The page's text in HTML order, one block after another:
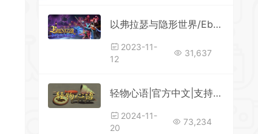
以弗拉瑟与隐形世界/Ebenezer and the Invisible World
2023-11-
12
31,637
轻物心语|官方中文|支持手柄|Miniatures
2024-11-
20
73,234